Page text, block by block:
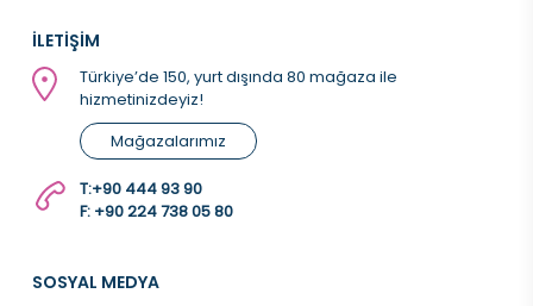
İLETİŞİM
Türkiye’de 150, yurt dışında 80 mağaza ile
hizmetinizdeyiz!
Mağazalarımız
T:+90 444 93 90
F: +90 224 738 05 80
SOSYAL MEDYA